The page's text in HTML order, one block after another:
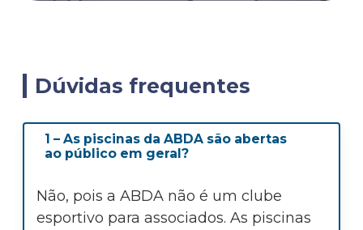
Dúvidas frequentes
1 – As piscinas da ABDA são abertas
ao público em geral?
Não, pois a ABDA não é um clube
esportivo para associados. As piscinas